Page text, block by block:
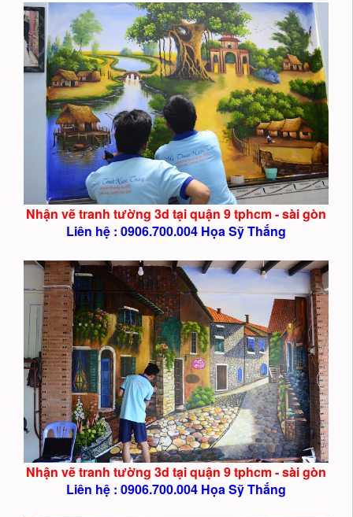
Nhận vẽ tranh tường 3d tại quận 9 tphcm - sài gòn
Liên hệ : 0906.700.004 Họa Sỹ Thắng
Nhận vẽ tranh tường 3d tại quận 9 tphcm - sài gòn
Liên hệ : 0906.700.004 Họa Sỹ Thắng